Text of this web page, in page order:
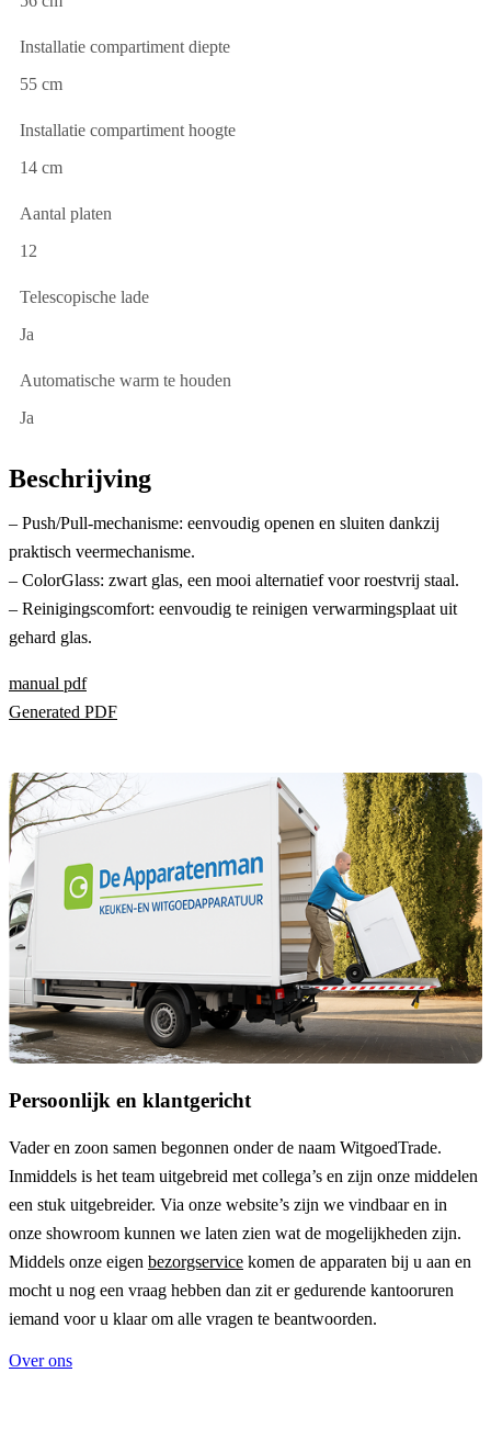
Installatie compartiment diepte
55 cm
Installatie compartiment hoogte
14 cm
Aantal platen
12
Telescopische lade
Ja
Automatische warm te houden
Ja
Beschrijving
– Push/Pull-mechanisme: eenvoudig openen en sluiten dankzij
praktisch veermechanisme.
– ColorGlass: zwart glas, een mooi alternatief voor roestvrij staal.
– Reinigingscomfort: eenvoudig te reinigen verwarmingsplaat uit
gehard glas.
manual pdf
Generated PDF
Persoonlijk en klantgericht
Vader en zoon samen begonnen onder de naam WitgoedTrade.
Inmiddels is het team uitgebreid met collega’s en zijn onze middelen
een stuk uitgebreider. Via onze website’s zijn we vindbaar en in
onze showroom kunnen we laten zien wat de mogelijkheden zijn.
Middels onze eigen bezorgservice komen de apparaten bij u aan en
mocht u nog een vraag hebben dan zit er gedurende kantooruren
iemand voor u klaar om alle vragen te beantwoorden.
Over ons